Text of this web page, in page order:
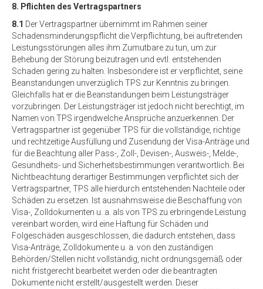
8. Pflichten des Vertragspartners
8.1 Der Vertragspartner übernimmt im Rahmen seiner
Schadensminderungspflicht die Verpflichtung, bei auftretenden
Leistungsstörungen alles ihm Zumutbare zu tun, um zur
Behebung der Störung beizutragen und evtl. entstehenden
Schaden gering zu halten. Insbesondere ist er verpflichtet, seine
Beanstandungen unverzüglich TPS zur Kenntnis zu bringen.
Gleichfalls hat er die Beanstandungen beim Leistungsträger
vorzubringen. Der Leistungsträger ist jedoch nicht berechtigt, im
Namen von TPS irgendwelche Ansprüche anzuerkennen. Der
Vertragspartner ist gegenüber TPS für die vollständige, richtige
und rechtzeitige Ausfüllung und Zusendung der Visa-Anträge und
für die Beachtung aller Pass-, Zoll-, Devisen-, Ausweis-, Melde-,
Gesundheits- und Sicherheitsbestimmungen verantwortlich. Bei
Nichtbeachtung derartiger Bestimmungen verpflichtet sich der
Vertragspartner, TPS alle hierdurch entstehenden Nachteile oder
Schäden zu ersetzen. Ist ausnahmsweise die Beschaffung von
Visa-, Zolldokumenten u. a. als von TPS zu erbringende Leistung
vereinbart worden, wird eine Haftung für Schäden und
Folgeschäden ausgeschlossen, die dadurch entstehen, dass
Visa-Anträge, Zolldokumente u. a. von den zuständigen
Behörden/Stellen nicht vollständig, nicht ordnungsgemäß oder
nicht fristgerecht bearbeitet werden oder die beantragten
Dokumente nicht erstellt/ausgestellt werden. Dieser